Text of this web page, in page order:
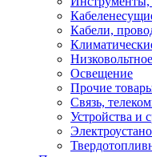
Кабели,
Освещение
Прочие
Связь,
Устройства и